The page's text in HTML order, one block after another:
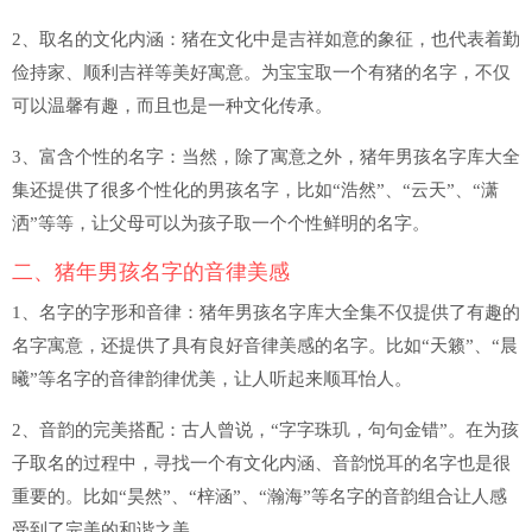
2、取名的文化内涵：猪在文化中是吉祥如意的象征，也代表着勤
俭持家、顺利吉祥等美好寓意。为宝宝取一个有猪的名字，不仅
可以温馨有趣，而且也是一种文化传承。
3、富含个性的名字：当然，除了寓意之外，猪年男孩名字库大全
集还提供了很多个性化的男孩名字，比如“浩然”、“云天”、“潇
洒”等等，让父母可以为孩子取一个个性鲜明的名字。
二、猪年男孩名字的音律美感
1、名字的字形和音律：猪年男孩名字库大全集不仅提供了有趣的
名字寓意，还提供了具有良好音律美感的名字。比如“天籁”、“晨
曦”等名字的音律韵律优美，让人听起来顺耳怡人。
2、音韵的完美搭配：古人曾说，“字字珠玑，句句金错”。在为孩
子取名的过程中，寻找一个有文化内涵、音韵悦耳的名字也是很
重要的。比如“昊然”、“梓涵”、“瀚海”等名字的音韵组合让人感